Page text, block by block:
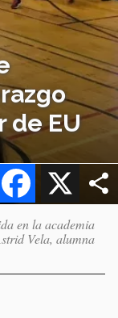
de EU
X
Facebook
en la academia
Vela, alumna